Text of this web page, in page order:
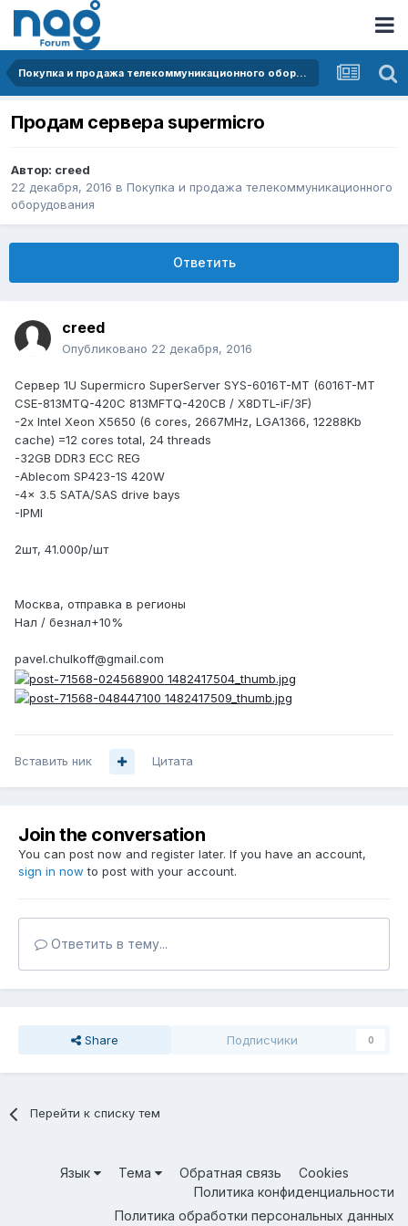
Покупка и продажа телекоммуникационного оборудования
Продам сервера supermicro
Автор: creed
22 декабря, 2016 в Покупка и продажа телекоммуникационного
оборудования
Ответить
creed
Опубликовано 22 декабря, 2016
Сервер 1U Supermicro SuperServer SYS-6016T-MT (6016T-MT
CSE-813MTQ-420C 813MFTQ-420CB / X8DTL-iF/3F)
-2х Intel Xeon X5650 (6 cores, 2667MHz, LGA1366, 12288Kb
cache) =12 cores total, 24 threads
-32GB DDR3 ECC REG
-Ablecom SP423-1S 420W
-4x 3.5 SATA/SAS drive bays
-IPMI
2шт, 41.000р/шт
Москва, отправка в регионы
Нал / безнал+10%
pavel.chulkoff@gmail.com
Вставить ник Цитата
Join the conversation
You can post now and register later. If you have an account,
sign in now to post with your account.
Ответить в тему...
Share Подписчики 0
Перейти к списку тем
Язык Тема Обратная связь
Cookies
Политика конфиденциальности
Политика обработки персональных данных